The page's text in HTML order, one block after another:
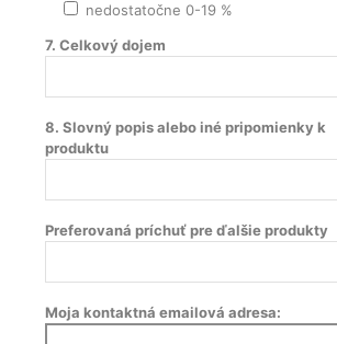
nedostatočne 0-19 %
7. Celkový dojem
8. Slovný popis alebo iné pripomienky k
produktu
Preferovaná príchuť pre ďalšie produkty
Moja kontaktná emailová adresa: